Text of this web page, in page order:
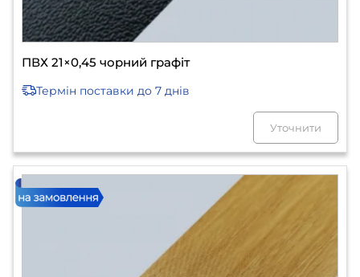
ПВХ 21×0,45 чорний графіт
Термін поставки до 7 днів
Уточнити